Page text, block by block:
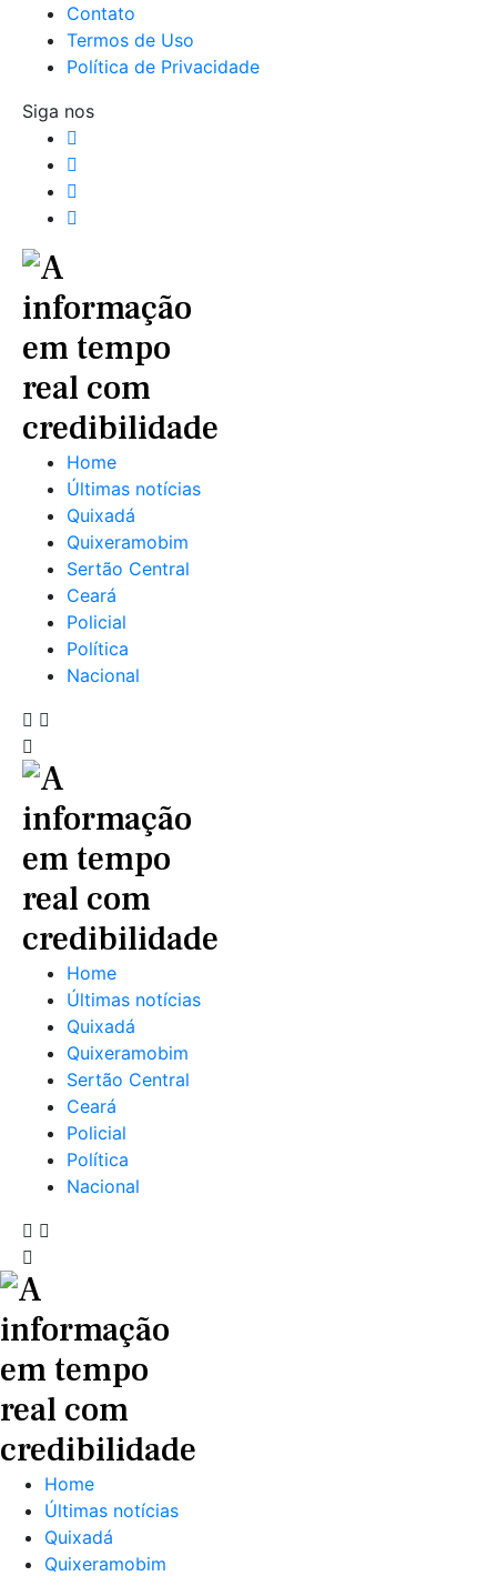
Contato
Termos de Uso
Política de Privacidade
Siga nos
Home
Últimas notícias
Quixadá
Quixeramobim
Sertão Central
Ceará
Policial
Política
Nacional
Home
Últimas notícias
Quixadá
Quixeramobim
Sertão Central
Ceará
Policial
Política
Nacional
Home
Últimas notícias
Quixadá
Quixeramobim